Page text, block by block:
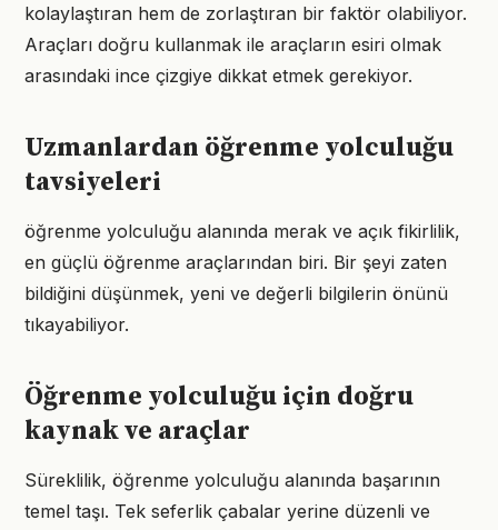
kolaylaştıran hem de zorlaştıran bir faktör olabiliyor.
Araçları doğru kullanmak ile araçların esiri olmak
arasındaki ince çizgiye dikkat etmek gerekiyor.
Uzmanlardan öğrenme yolculuğu
tavsiyeleri
öğrenme yolculuğu alanında merak ve açık fikirlilik,
en güçlü öğrenme araçlarından biri. Bir şeyi zaten
bildiğini düşünmek, yeni ve değerli bilgilerin önünü
tıkayabiliyor.
Öğrenme yolculuğu için doğru
kaynak ve araçlar
Süreklilik, öğrenme yolculuğu alanında başarının
temel taşı. Tek seferlik çabalar yerine düzenli ve